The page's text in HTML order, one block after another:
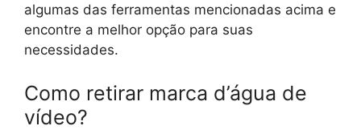
algumas das ferramentas mencionadas acima e
encontre a melhor opção para suas
necessidades.
Como retirar marca d’água de
vídeo?